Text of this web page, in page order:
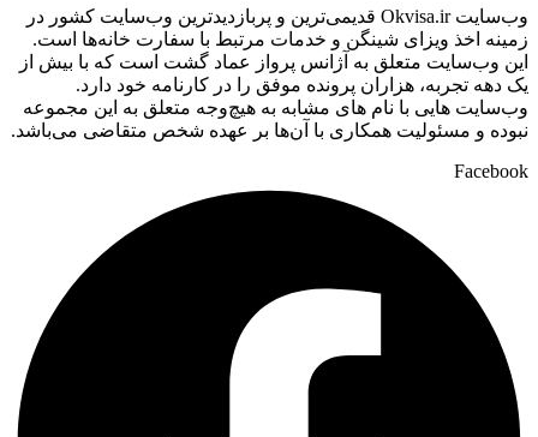
وب‌سایت Okvisa.ir قدیمی‌ترین و پربازدیدترین وب‌سایت کشور در
زمینه اخذ ویزای شینگن و خدمات مرتبط با سفارت‌ خانه‌ها است.
این وب‌سایت متعلق به آژانس پرواز عماد گشت است که با بیش از
یک دهه تجربه، هزاران پرونده موفق را در کارنامه خود دارد.
وب‌سایت‌ هایی با نام‌ های مشابه به هیچ‌وجه متعلق به این مجموعه
نبوده و مسئولیت همکاری با آن‌ها بر عهده شخص متقاضی می‌باشد.
Facebook